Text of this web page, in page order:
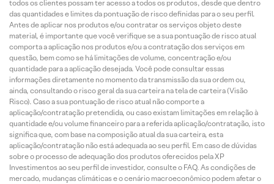
todos os clientes possam ter acesso a todos os produtos, desde que dentro
das quantidades e limites da pontuação de risco definidas para o seu perfil.
Antes de aplicar nos produtos e/ou contratar os serviços objeto deste
material, é importante que você verifique se a sua pontuação de risco atual
comporta a aplicação nos produtos e/ou a contratação dos serviços em
questão, bem como se há limitações de volume, concentração e/ou
quantidade para a aplicação desejada. Você pode consultar essas
informações diretamente no momento da transmissão da sua ordem ou,
ainda, consultando o risco geral da sua carteira na tela de carteira (Visão
Risco). Caso a sua pontuação de risco atual não comporte a
aplicação/contratação pretendida, ou caso existam limitações em relação à
quantidade e/ou volume financeiro para a referida aplicação/contratação, isto
significa que, com base na composição atual da sua carteira, esta
aplicação/contratação não está adequada ao seu perfil. Em caso de dúvidas
sobre o processo de adequação dos produtos oferecidos pela XP
Investimentos ao seu perfil de investidor, consulte o FAQ. As condições de
mercado, mudanças climáticas e o cenário macroeconômico podem afetar o